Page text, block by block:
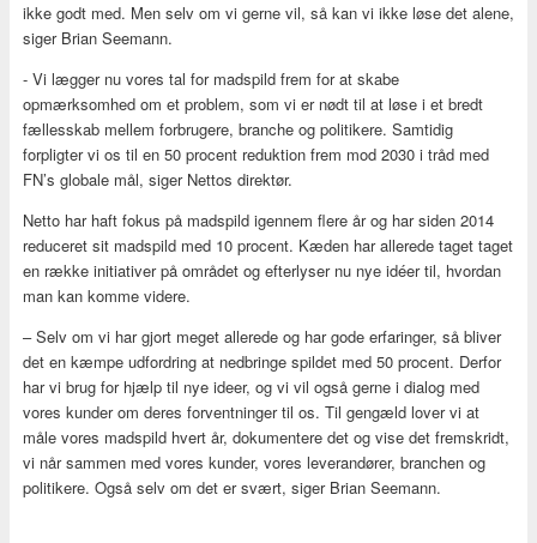
ikke godt med. Men selv om vi gerne vil, så kan vi ikke løse det alene,
siger Brian Seemann.
- Vi lægger nu vores tal for madspild frem for at skabe
opmærksomhed om et problem, som vi er nødt til at løse i et bredt
fællesskab mellem forbrugere, branche og politikere. Samtidig
forpligter vi os til en 50 procent reduktion frem mod 2030 i tråd med
FN’s globale mål, siger Nettos direktør.
Netto har haft fokus på madspild igennem flere år og har siden 2014
reduceret sit madspild med 10 procent. Kæden har allerede taget taget
en række initiativer på området og efterlyser nu nye idéer til, hvordan
man kan komme videre.
– Selv om vi har gjort meget allerede og har gode erfaringer, så bliver
det en kæmpe udfordring at nedbringe spildet med 50 procent. Derfor
har vi brug for hjælp til nye ideer, og vi vil også gerne i dialog med
vores kunder om deres forventninger til os. Til gengæld lover vi at
måle vores madspild hvert år, dokumentere det og vise det fremskridt,
vi når sammen med vores kunder, vores leverandører, branchen og
politikere. Også selv om det er svært, siger Brian Seemann.